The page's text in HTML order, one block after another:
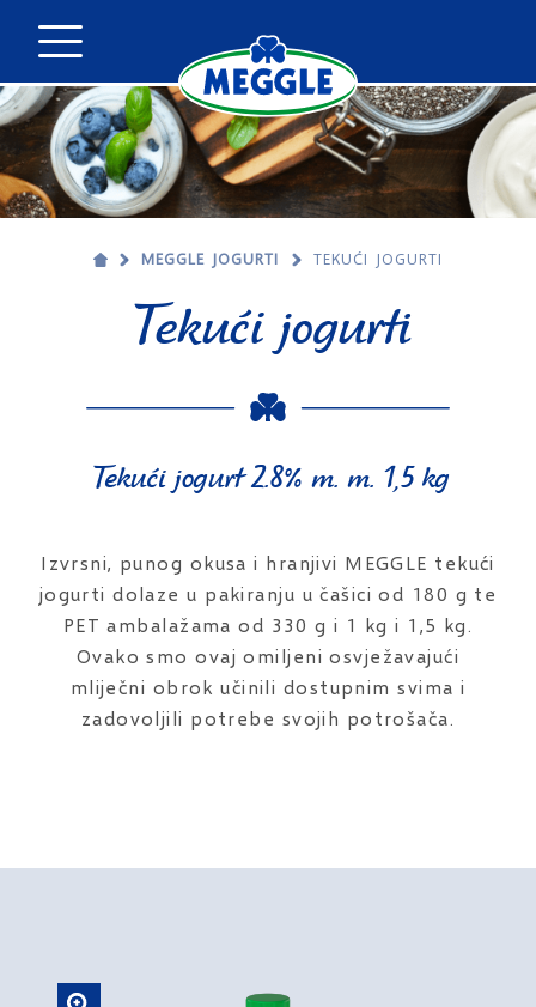
MEGGLE JOGURTI TEKUĆI JOGURTI
Tekući jogurti
Tekući jogurt 2.8% m. m. 1,5 kg
Izvrsni, punog okusa i hranjivi MEGGLE tekući
jogurti dolaze u pakiranju u čašici od 180 g te
PET ambalažama od 330 g i 1 kg i 1,5 kg.
Ovako smo ovaj omiljeni osvježavajući
mliječni obrok učinili dostupnim svima i
zadovoljili potrebe svojih potrošača.